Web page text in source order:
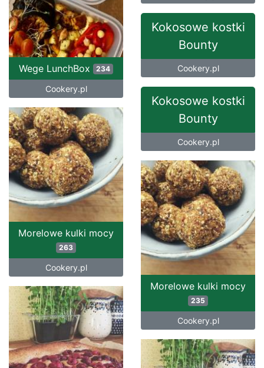
Wege LunchBox 234
Cookery.pl
Kokosowe kostki
Bounty
Cookery.pl
Kokosowe kostki
Bounty
Cookery.pl
Morelowe kulki mocy
263
Cookery.pl
Morelowe kulki mocy
235
Cookery.pl